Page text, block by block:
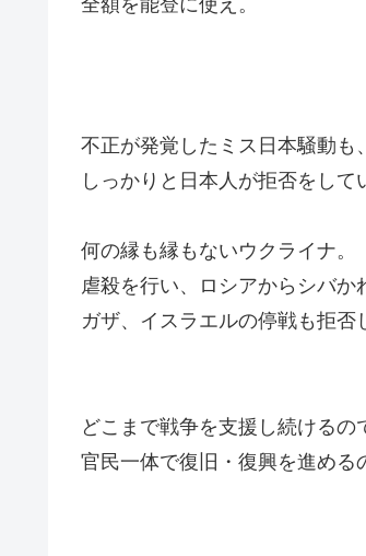
全額を能登に使え。
不正が発覚したミス日本騒動も
しっかりと日本人が拒否をして
何の縁も縁もないウクライナ。
虐殺を行い、ロシアからシバか
ガザ、イスラエルの停戦も拒否
どこまで戦争を支援し続けるの
官民一体で復旧・復興を進める